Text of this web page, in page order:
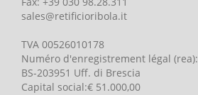
sales@retificioribola.it
TVA 00526010178
Numéro d'enregistrement légal (rea):
BS-203951 Uff. di Brescia
Capital social:€ 51.000,00